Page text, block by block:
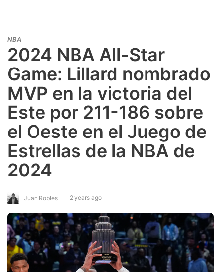
NBA
2024 NBA All-Star
Game: Lillard nombrado
MVP en la victoria del
Este por 211-186 sobre
el Oeste en el Juego de
Estrellas de la NBA de
2024
Juan Robles 2 years ago